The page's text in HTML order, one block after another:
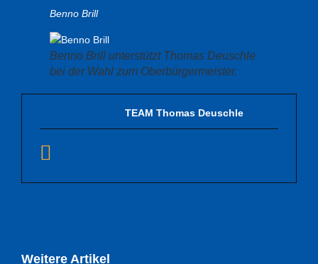
Benno Brill
Benno Brill unterstützt Thomas Deuschle
bei der Wahl zum Oberbürgermeister.
TEAM Thomas Deuschle
Weitere Artikel